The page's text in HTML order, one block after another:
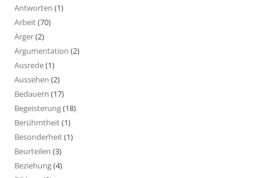
Antworten (1)
Arbeit(70)
Ärger(2)
Argumentation (2)
Ausrede(1)
Aussehen (2)
Bedauern (17)
Begeisterung(18)
Berühmtheit(1)
Besonderheit(1)
Beurteilen (3)
Beziehung(4)